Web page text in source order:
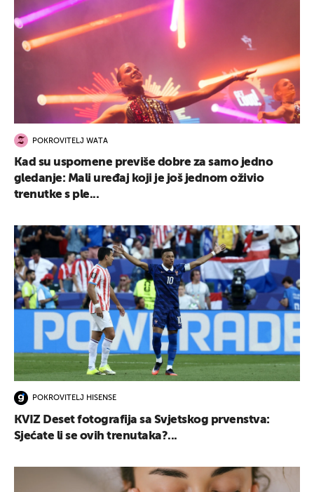
POKROVITELJ WATA
Kad su uspomene previše dobre za samo jedno
gledanje: Mali uređaj koji je još jednom oživio
trenutke s ple...
POKROVITELJ HISENSE
KVIZ Deset fotografija sa Svjetskog prvenstva:
Sjećate li se ovih trenutaka?...